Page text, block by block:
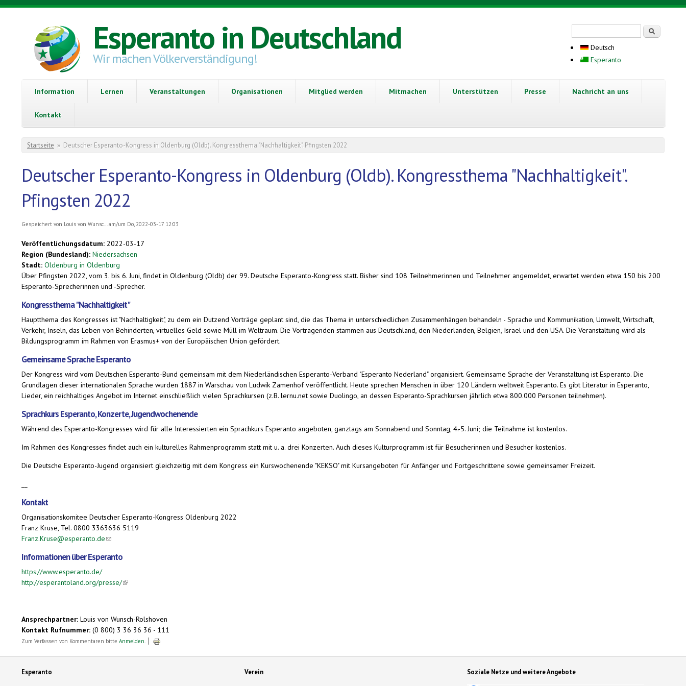
Direkt zum Inhalt
Esperanto in Deutschland
Wir machen Völkerverständigung!
Deutsch
Esperanto
Information Lernen Veranstaltungen Organisationen Mitglied werden Mitmachen Unterstützen Presse Nachricht an uns
Kontakt
Sie sind hier
Startseite » Deutscher Esperanto-Kongress in Oldenburg (Oldb). Kongressthema "Nachhaltigkeit". Pfingsten 2022
Deutscher Esperanto-Kongress in Oldenburg (Oldb). Kongressthema "Nachhaltigkeit".
Pfingsten 2022
Gespeichert von Louis von Wunsc...am/um Do, 2022-03-17 12:03
Veröffentlichungsdatum: 2022-03-17
Region (Bundesland): Niedersachsen
Stadt: Oldenburg in Oldenburg
Über Pfingsten 2022, vom 3. bis 6. Juni, findet in Oldenburg (Oldb) der 99. Deutsche Esperanto-Kongress statt. Bisher sind 108 Teilnehmerinnen und Teilnehmer angemeldet, erwartet werden etwa 150 bis 200
Esperanto-Sprecherinnen und -Sprecher.
Kongressthema "Nachhaltigkeit"
Hauptthema des Kongresses ist "Nachhaltigkeit", zu dem ein Dutzend Vorträge geplant sind, die das Thema in unterschiedlichen Zusammenhängen behandeln - Sprache und Kommunikation, Umwelt, Wirtschaft,
Verkehr, Inseln, das Leben von Behinderten, virtuelles Geld sowie Müll im Weltraum. Die Vortragenden stammen aus Deutschland, den Niederlanden, Belgien, Israel und den USA. Die Veranstaltung wird als
Bildungsprogramm im Rahmen von Erasmus+ von der Europäischen Union gefördert.
Gemeinsame Sprache Esperanto
Der Kongress wird vom Deutschen Esperanto-Bund gemeinsam mit dem Niederländischen Esperanto-Verband "Esperanto Nederland" organisiert. Gemeinsame Sprache der Veranstaltung ist Esperanto. Die
Grundlagen dieser internationalen Sprache wurden 1887 in Warschau von Ludwik Zamenhof veröffentlicht. Heute sprechen Menschen in über 120 Ländern weltweit Esperanto. Es gibt Literatur in Esperanto,
Lieder, ein reichhaltiges Angebot im Internet einschließlich vielen Sprachkursen (z.B. lernu.net sowie Duolingo, an dessen Esperanto-Sprachkursen jährlich etwa 800.000 Personen teilnehmen).
Sprachkurs Esperanto, Konzerte, Jugendwochenende
Während des Esperanto-Kongresses wird für alle Interessierten ein Sprachkurs Esperanto angeboten, ganztags am Sonnabend und Sonntag, 4.-5. Juni; die Teilnahme ist kostenlos.
Im Rahmen des Kongresses findet auch ein kulturelles Rahmenprogramm statt mit u. a. drei Konzerten. Auch dieses Kulturprogramm ist für Besucherinnen und Besucher kostenlos.
Die Deutsche Esperanto-Jugend organisiert gleichzeitig mit dem Kongress ein Kurswochenende "KEKSO" mit Kursangeboten für Anfänger und Fortgeschrittene sowie gemeinsamer Freizeit.
Kontakt
Organisationskomitee Deutscher Esperanto-Kongress Oldenburg 2022
Franz Kruse, Tel. 0800 3363636 5119
Franz.Kruse@esperanto.de(link sends e-mail)
Informationen über Esperanto
https://www.esperanto.de/
http://esperantoland.org/presse/(link is external)
Ansprechpartner: Louis von Wunsch-Rolshoven
Kontakt Rufnummer: (0 800) 3 36 36 36 - 111
Zum Verfassen von Kommentaren bitte Anmelden.
Esperanto Verein Soziale Netze und weitere Angebote